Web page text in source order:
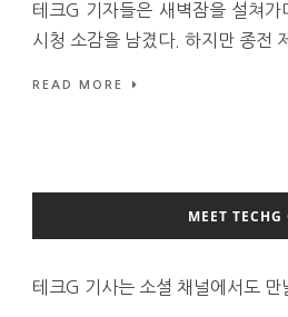
테크G 기자들은 새벽잠을 설쳐
시청 소감을 남겼다. 하지만 종전
READ MORE
MEET TECHG
테크G 기사는 소셜 채널에서도 만